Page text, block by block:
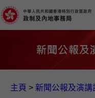
主頁 > 新聞公報及演講